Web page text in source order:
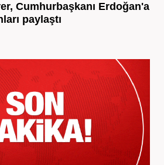
Cumhurbaşkanı Erdoğan'a
paylaştı